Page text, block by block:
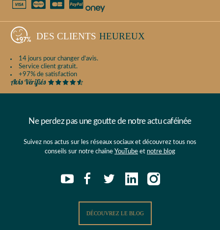
DES CLIENTS HEUREUX
14 jours pour changer d'avis.
Service client gratuit.
+97% de satisfaction
Ne perdez pas une goutte de notre actu caféinée
Suivez nos actus sur les réseaux sociaux et découvrez tous nos
conseils sur notre chaîne YouTube et notre blog
DÉCOUVREZ LE BLOG